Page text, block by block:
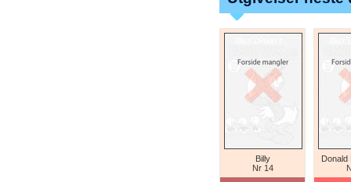
Billy
Nr 14
Donald